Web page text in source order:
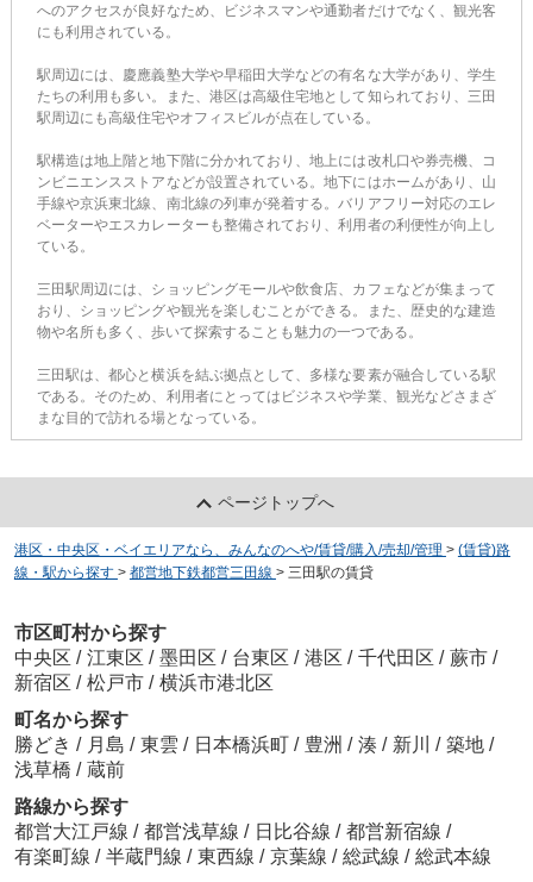
へのアクセスが良好なため、ビジネスマンや通勤者だけでなく、観光客
にも利用されている。
駅周辺には、慶應義塾大学や早稲田大学などの有名な大学があり、学生
たちの利用も多い。また、港区は高級住宅地として知られており、三田
駅周辺にも高級住宅やオフィスビルが点在している。
駅構造は地上階と地下階に分かれており、地上には改札口や券売機、コ
ンビニエンスストアなどが設置されている。地下にはホームがあり、山
手線や京浜東北線、南北線の列車が発着する。バリアフリー対応のエレ
ベーターやエスカレーターも整備されており、利用者の利便性が向上し
ている。
三田駅周辺には、ショッピングモールや飲食店、カフェなどが集まって
おり、ショッピングや観光を楽しむことができる。また、歴史的な建造
物や名所も多く、歩いて探索することも魅力の一つである。
三田駅は、都心と横浜を結ぶ拠点として、多様な要素が融合している駅
である。そのため、利用者にとってはビジネスや学業、観光などさまざ
まな目的で訪れる場となっている。
ページトップへ
港区・中央区・ベイエリアなら、みんなのへや/賃貸/購入/売却/管理 > (賃貸)路
線・駅から探す > 都営地下鉄都営三田線 > 三田駅の賃貸
市区町村から探す
中央区 / 江東区 / 墨田区 / 台東区 / 港区 / 千代田区 / 蕨市 /
新宿区 / 松戸市 / 横浜市港北区
町名から探す
勝どき / 月島 / 東雲 / 日本橋浜町 / 豊洲 / 湊 / 新川 / 築地 /
浅草橋 / 蔵前
路線から探す
都営大江戸線 / 都営浅草線 / 日比谷線 / 都営新宿線 /
有楽町線 / 半蔵門線 / 東西線 / 京葉線 / 総武線 / 総武本線